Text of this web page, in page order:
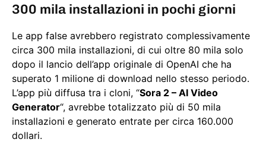
300 mila installazioni in pochi giorni
Le app false avrebbero registrato complessivamente
circa 300 mila installazioni, di cui oltre 80 mila solo
dopo il lancio dell’app originale di OpenAI che ha
superato 1 milione di download nello stesso periodo.
L’app più diffusa tra i cloni, “Sora 2 – AI Video
Generator“, avrebbe totalizzato più di 50 mila
installazioni e generato entrate per circa 160.000
dollari.